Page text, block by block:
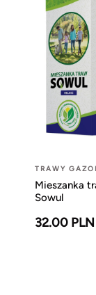
TRAWY
Mieszanka
Sowul
32.00 PLN